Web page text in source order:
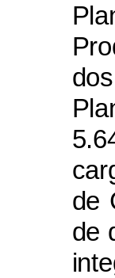
de
de